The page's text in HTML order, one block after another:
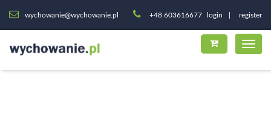
wychowanie@wychowanie.pl +48 603616677 login register